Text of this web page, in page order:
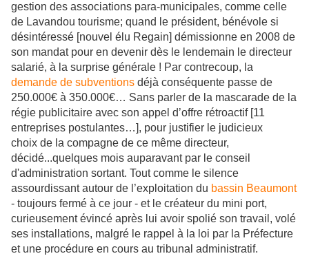
gestion des associations para-municipales, comme celle
de Lavandou tourisme; quand le président, bénévole si
désintéressé [nouvel élu Regain] démissionne en 2008 de
son mandat pour en devenir dès le lendemain le directeur
salarié, à la surprise générale ! Par contrecoup, la
demande de subventions déjà conséquente passe de
250.000€ à 350.000€… Sans parler de la mascarade de la
régie publicitaire avec son appel d’offre rétroactif [11
entreprises postulantes…], pour justifier le judicieux
choix de la compagne de ce même directeur,
décidé...quelques mois auparavant par le conseil
d'administration sortant. Tout comme le silence
assourdissant autour de l’exploitation du bassin Beaumont
- toujours fermé à ce jour - et le créateur du mini port,
curieusement évincé après lui avoir spolié son travail, volé
ses installations, malgré le rappel à la loi par la Préfecture
et une procédure en cours au tribunal administratif.